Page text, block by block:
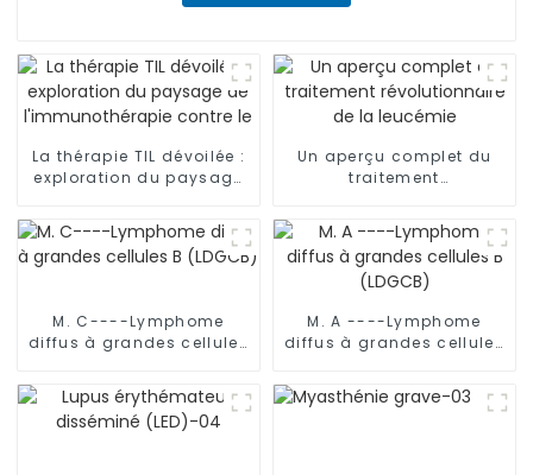
La thérapie TIL dévoilée :
exploration du paysage
contre le cancer
Un aperçu complet du
traitement
leucémie
M. C----Lymphome
diffus à grandes cellules
M. A ----Lymphome
diffus à grandes cellules